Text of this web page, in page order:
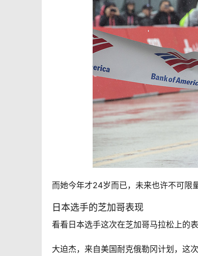
而她今年才24岁而已，未来也许不可限量
日本选手的芝加哥表现
看看日本选手这次在芝加哥马拉松上的
大迫杰，来自美国耐克俄勒冈计划，这